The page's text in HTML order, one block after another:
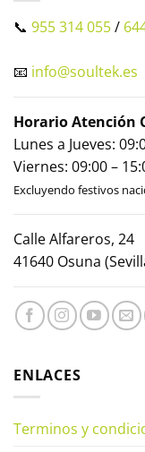
📞 955 314 055/
📧 info@soultek.es
Horario Atención
Lunes a Jueves:
Viernes: 09:00 –
Excluyendo festivos
Calle Alfareros, 24
41640 Osuna
ENLACES
Terminos y